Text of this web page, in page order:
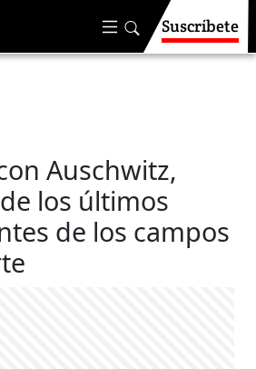
Suscríbete
Auschwitz,
los últimos
de los campos